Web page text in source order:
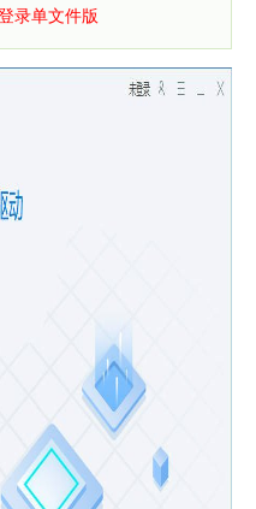
录单文件版